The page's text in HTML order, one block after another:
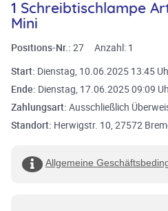
1 Schreibtischlampe
Mini
Positions-Nr.: 27 Anzahl: 1
Start: Dienstag, 10.06.2025 13:45
Ende: Dienstag, 17.06.2025 09:09
Zahlungsart: Ausschließlich
Standort: Herwigstr. 10, 27572
Allgemeine